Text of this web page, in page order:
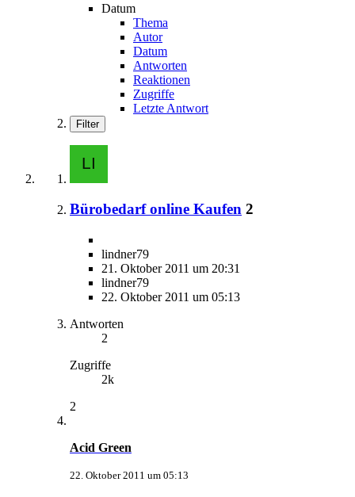
Datum
Thema
Autor
Datum
Antworten
Reaktionen
Zugriffe
Letzte Antwort
Filter
Bürobedarf online Kaufen 2
lindner79
21. Oktober 2011 um 20:31
lindner79
22. Oktober 2011 um 05:13
Antworten
2
Zugriffe
2k
2
Acid Green
22. Oktober 2011 um 05:13